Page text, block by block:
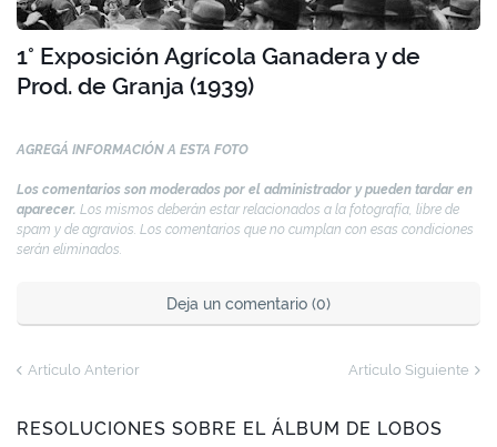
1° Exposición Agrícola Ganadera y de
Prod. de Granja (1939)
AGREGÁ INFORMACIÓN A ESTA FOTO
Los comentarios son moderados por el administrador y pueden tardar en
aparecer. Los mismos deberán estar relacionados a la fotografía, libre de
spam y de agravios. Los comentarios que no cumplan con esas condiciones
serán eliminados.
Deja un comentario (0)
Artículo Anterior Artículo Siguiente
RESOLUCIONES SOBRE EL ÁLBUM DE LOBOS